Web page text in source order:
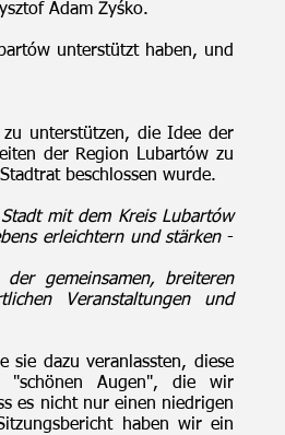
Adam Żyśko.
unterstützt haben, und
unterstützen, die Idee der
der Region Lubartów zu
beschlossen wurde.
mit dem Kreis Lubartów
erleichtern und stärken-
gemeinsamen, breiteren
Veranstaltungen und
sie dazu veranlassten, diese
Augen", die wir
es nicht nur einen niedrigen
haben wir ein